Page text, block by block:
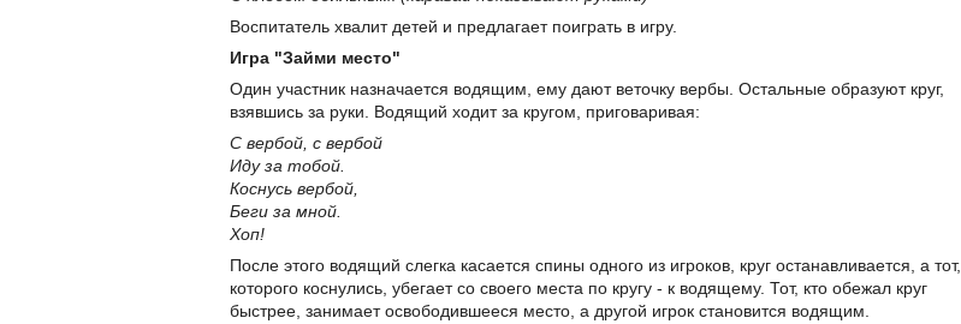
Воспитатель хвалит детей и предлагает поиграть в игру.
Игра "Займи место"
Один участник назначается водящим, ему дают веточку вербы. Остальные образуют круг,
взявшись за руки. Водящий ходит за кругом, приговаривая:
С вербой, с вербой
Иду за тобой.
Коснусь вербой,
Беги за мной.
Хоп!
После этого водящий слегка касается спины одного из игроков, круг останавливается, а тот,
которого коснулись, убегает со своего места по кругу - к водящему. Тот, кто обежал круг
быстрее, занимает освободившееся место, а другой игрок становится водящим.